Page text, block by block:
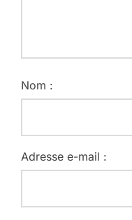
Nom :
Adresse e-mail :